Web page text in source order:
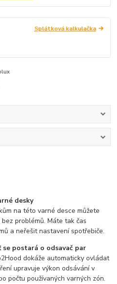
Splátková kalkulačka
desky
na této varné desce můžete
problémů. Máte tak čas
a neřešit nastavení spotřebiče.
se postará o odsavač par
dokáže automaticky ovládat
upravuje výkon odsávání v
počtu používaných varných zón.